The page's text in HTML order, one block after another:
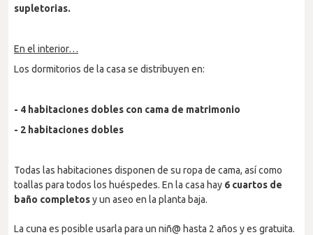
supletorias.
En el interior…
Los dormitorios de la casa se distribuyen en:
- 4 habitaciones dobles con cama de matrimonio
- 2 habitaciones dobles
Todas las habitaciones disponen de su ropa de cama, así como
toallas para todos los huéspedes. En la casa hay 6 cuartos de
baño completosy un aseo en la planta baja.
La cuna es posible usarla para un niñ@ hasta 2 años y es gratuita.